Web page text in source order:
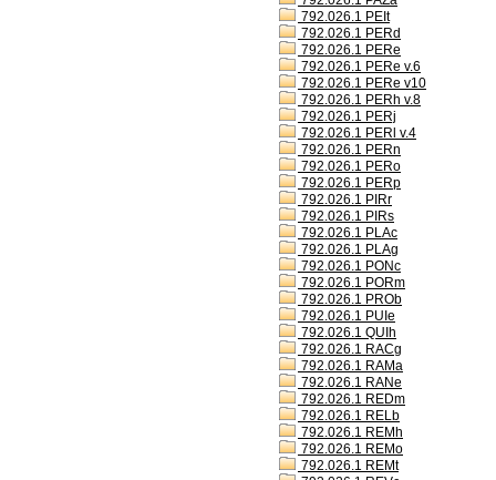
792.026.1 PEIt
792.026.1 PERd
792.026.1 PERe
792.026.1 PERe v.6
792.026.1 PERe v10
792.026.1 PERh v.8
792.026.1 PERj
792.026.1 PERl v.4
792.026.1 PERn
792.026.1 PERo
792.026.1 PERp
792.026.1 PIRr
792.026.1 PIRs
792.026.1 PLAc
792.026.1 PLAg
792.026.1 PONc
792.026.1 PORm
792.026.1 PROb
792.026.1 PUIe
792.026.1 QUIh
792.026.1 RACg
792.026.1 RAMa
792.026.1 RANe
792.026.1 REDm
792.026.1 RELb
792.026.1 REMh
792.026.1 REMo
792.026.1 REMt